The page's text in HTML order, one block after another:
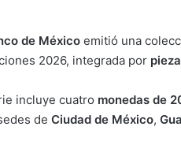
de México emitió una
2026, integrada por
incluye cuatro monedas de
deCiudad de México,